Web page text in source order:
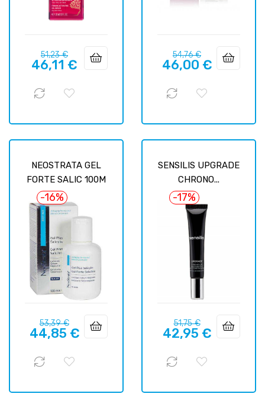
Prix
habituel
51,23 €Prix
46,11 €
Prix
habituel
54,76 €Prix
46,00 €
NEOSTRATA GEL
FORTE SALIC 100M
-16%
Prix
habituel
53,39 €Prix
44,85 €
SENSILIS UPGRADE
CHRONO...
-17%
Prix
habituel
51,75 €Prix
42,95 €